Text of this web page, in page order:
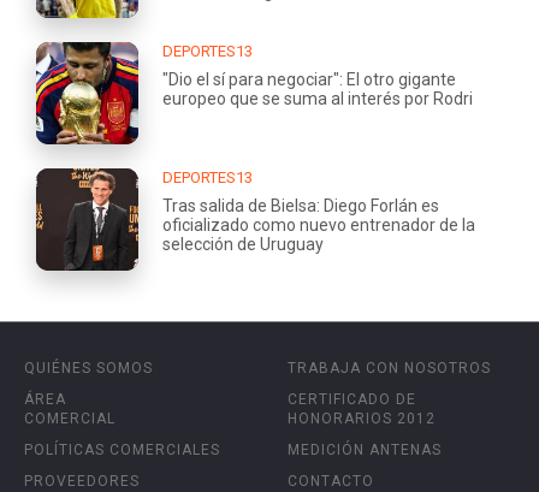
DEPORTES13
"Dio el sí para negociar": El otro gigante
europeo que se suma al interés por Rodri
DEPORTES13
Tras salida de Bielsa: Diego Forlán es
oficializado como nuevo entrenador de la
selección de Uruguay
QUIÉNES SOMOS
ÁREA
COMERCIAL
POLÍTICAS COMERCIALES
PROVEEDORES
TRABAJA CON NOSOTROS
CERTIFICADO DE
HONORARIOS 2012
MEDICIÓN ANTENAS
CONTACTO